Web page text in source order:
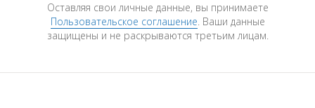
Оставляя свои личные данные, вы принимаете
Пользовательское соглашение. Ваши данные
защищены и не раскрываются третьим лицам.